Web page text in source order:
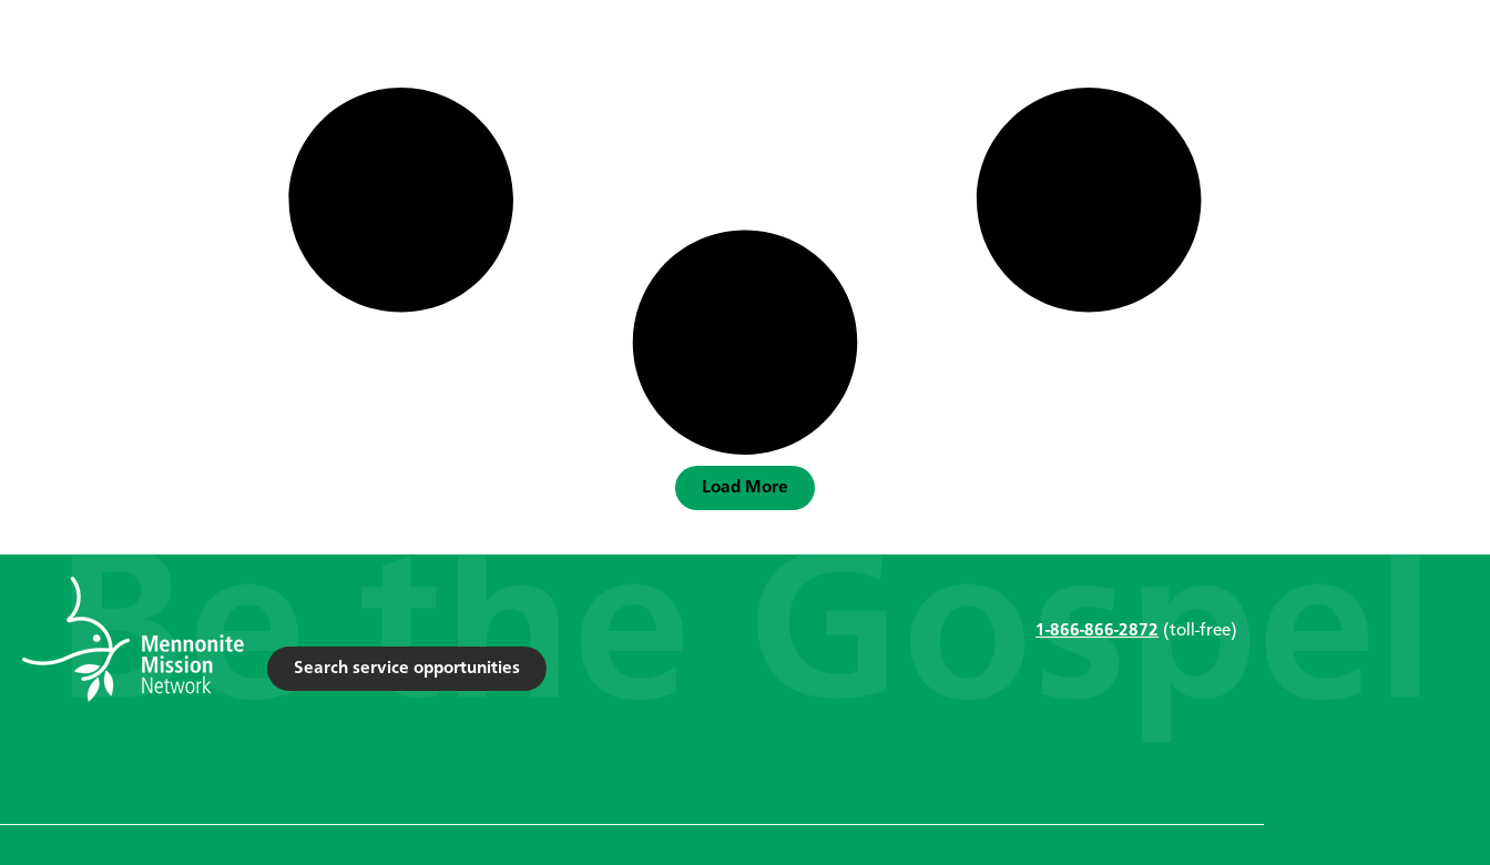
Load More
Search service opportunities
1-866-866-2872 (toll-free)